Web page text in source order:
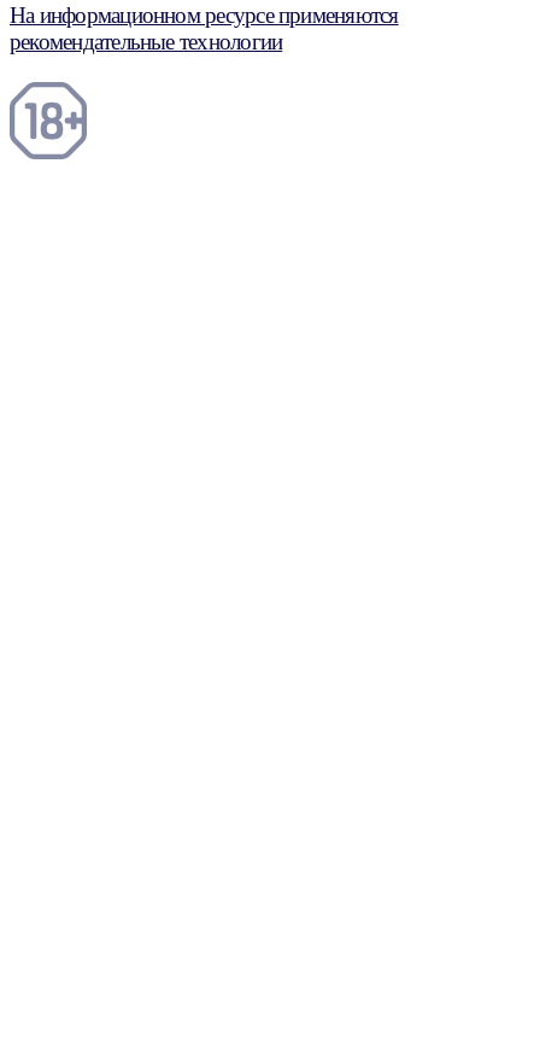
На информационном ресурсе применяются
рекомендательные технологии